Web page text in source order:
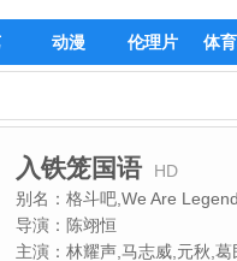
动漫 伦理片 体
入铁笼国语 HD
别名： 格斗吧,We Are
导演： 陈翊恒
主演： 林耀声,马志威,元秋,